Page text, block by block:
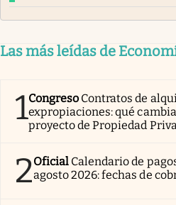
Las más leídas de
1Congreso Contratos de
expropiaciones: qué
proyecto de Propiedad
2Oficial Calendario de
agosto 2026: fechas de